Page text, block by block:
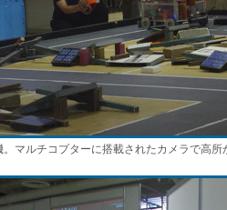
。マルチコプターに搭載されたカメラで高所